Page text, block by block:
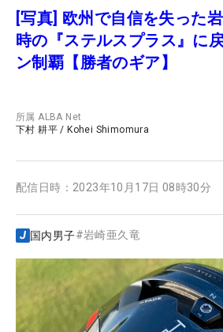
[写真] 欧州で自信を失った
時の『ステルスプラス』に
ン制覇【勝者のギア】
所属ALBA Net
下村 耕平 / Kohei Shimomura
配信日時： 2023年10月17日 08時30分
国内男子#岩崎亜久竜